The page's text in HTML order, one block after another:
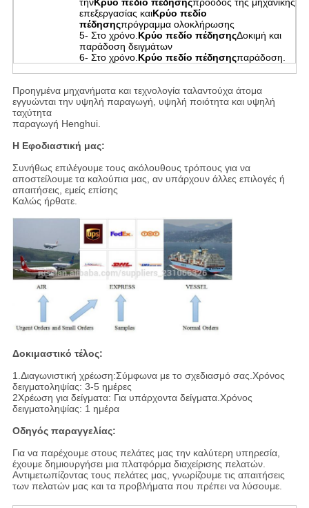
επεξεργασίας καιΚρύο πεδίο
πέδησηςπρόγραμμα ολοκλήρωσης
5- Στο χρόνο. Κρύο πεδίο πέδησηςΔοκιμή και
παράδοση δειγμάτων
6- Στο χρόνο. Κρύο πεδίο πέδησηςπαράδοση.
Προηγμένα μηχανήματα και τεχνολογία ταλαντούχα άτομα
εγγυώνται την υψηλή παραγωγή, υψηλή ποιότητα και υψηλή
ταχύτητα
παραγωγή Henghui.
Η Εφοδιαστική μας:
Συνήθως επιλέγουμε τους ακόλουθους τρόπους για να
αποστείλουμε τα καλούπια μας, αν υπάρχουν άλλες επιλογές ή
απαιτήσεις, εμείς επίσης
Καλώς ήρθατε.
Δοκιμαστικό τέλος:
1.Διαγωνιστική χρέωση:Σύμφωνα με το σχεδιασμό σας.Χρόνος
δειγματοληψίας: 3-5 ημέρες
2Χρέωση για δείγματα: Για υπάρχοντα δείγματα.Χρόνος
δειγματοληψίας: 1 ημέρα
Οδηγός παραγγελίας:
Για να παρέχουμε στους πελάτες μας την καλύτερη υπηρεσία,
έχουμε δημιουργήσει μια πλατφόρμα διαχείρισης πελατών.
Αντιμετωπίζοντας τους πελάτες μας, γνωρίζουμε τις απαιτήσεις
των πελατών μας και τα προβλήματα που πρέπει να λύσουμε.